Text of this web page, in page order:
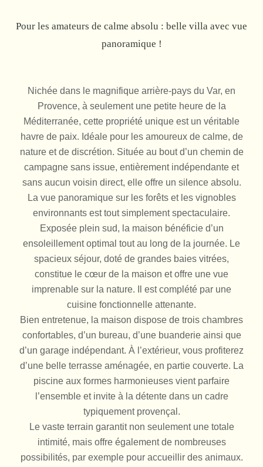
Pour les amateurs de calme absolu : belle villa avec vue
panoramique !
Nichée dans le magnifique arrière-pays du Var, en
Provence, à seulement une petite heure de la
Méditerranée, cette propriété unique est un véritable
havre de paix. Idéale pour les amoureux de calme, de
nature et de discrétion. Située au bout d’un chemin de
campagne sans issue, entièrement indépendante et
sans aucun voisin direct, elle offre un silence absolu.
La vue panoramique sur les forêts et les vignobles
environnants est tout simplement spectaculaire.
Exposée plein sud, la maison bénéficie d’un
ensoleillement optimal tout au long de la journée. Le
spacieux séjour, doté de grandes baies vitrées,
constitue le cœur de la maison et offre une vue
imprenable sur la nature. Il est complété par une
cuisine fonctionnelle attenante.
Bien entretenue, la maison dispose de trois chambres
confortables, d’un bureau, d’une buanderie ainsi que
d’un garage indépendant. À l’extérieur, vous profiterez
d’une belle terrasse aménagée, en partie couverte. La
piscine aux formes harmonieuses vient parfaire
l’ensemble et invite à la détente dans un cadre
typiquement provençal.
Le vaste terrain garantit non seulement une totale
intimité, mais offre également de nombreuses
possibilités, par exemple pour accueillir des animaux.